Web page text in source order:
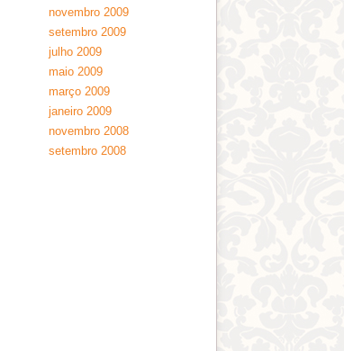
novembro 2009
setembro 2009
julho 2009
maio 2009
março 2009
janeiro 2009
novembro 2008
setembro 2008